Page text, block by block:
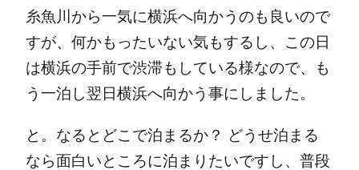
糸魚川から一気に横浜へ向かうのも良いので
すが、何かもったいない気もするし、この日
は横浜の手前で渋滞もしている様なので、も
う一泊し翌日横浜へ向かう事にしました。
と。なるとどこで泊まるか？
どうせ泊まる
なら面白いところに泊まりたいですし、普段